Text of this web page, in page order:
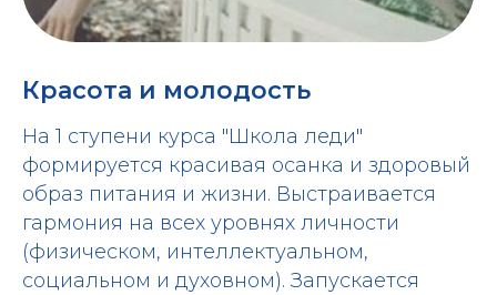
Красота и молодость
На 1 ступени курса "Школа леди"
формируется красивая осанка и здоровый
образ питания и жизни. Выстраивается
гармония на всех уровнях личности
(физическом, интеллектуальном,
социальном и духовном). Запускается